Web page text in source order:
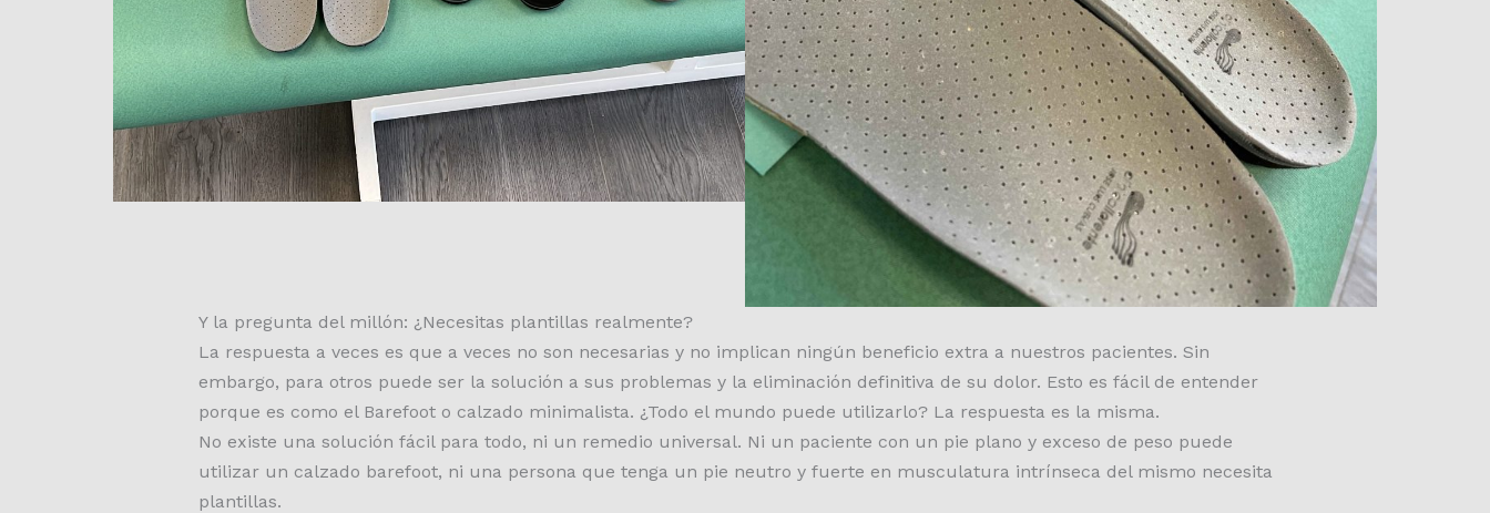
Y la pregunta del millón: ¿Necesitas plantillas realmente?
La respuesta a veces es que a veces no son necesarias y no implican ningún beneficio extra a nuestros pacientes. Sin
embargo, para otros puede ser la solución a sus problemas y la eliminación definitiva de su dolor. Esto es fácil de entender
porque es como el Barefoot o calzado minimalista. ¿Todo el mundo puede utilizarlo? La respuesta es la misma.
No existe una solución fácil para todo, ni un remedio universal. Ni un paciente con un pie plano y exceso de peso puede
utilizar un calzado barefoot, ni una persona que tenga un pie neutro y fuerte en musculatura intrínseca del mismo necesita
plantillas.